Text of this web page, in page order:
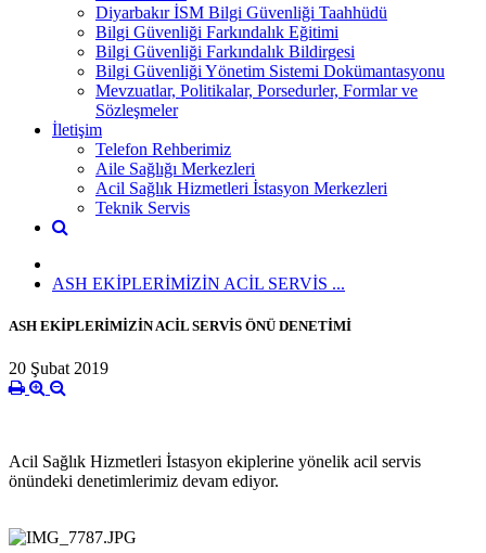
Diyarbakır İSM Bilgi Güvenliği Taahhüdü
Bilgi Güvenliği Farkındalık Eğitimi
Bilgi Güvenliği Farkındalık Bildirgesi
Bilgi Güvenliği Yönetim Sistemi Dokümantasyonu
Mevzuatlar, Politikalar, Porsedurler, Formlar ve
Sözleşmeler
İletişim
Telefon Rehberimiz
Aile Sağlığı Merkezleri
Acil Sağlık Hizmetleri İstasyon Merkezleri
Teknik Servis
ASH EKİPLERİMİZİN ACİL SERVİS ...
ASH EKİPLERİMİZİN ACİL SERVİS ÖNÜ DENETİMİ
20 Şubat 2019
Acil Sağlık Hizmetleri İstasyon ekiplerine yönelik acil servis
önündeki denetimlerimiz devam ediyor.